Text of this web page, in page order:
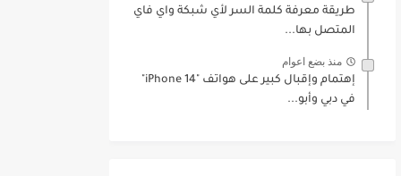
طريقة معرفة كلمة السر لأي شبكة واي فاي
المتصل بها...
منذ بضع اعوام
إهتمام وإقبال كبير على هواتف "iPhone 14"
في دبي وأبو...